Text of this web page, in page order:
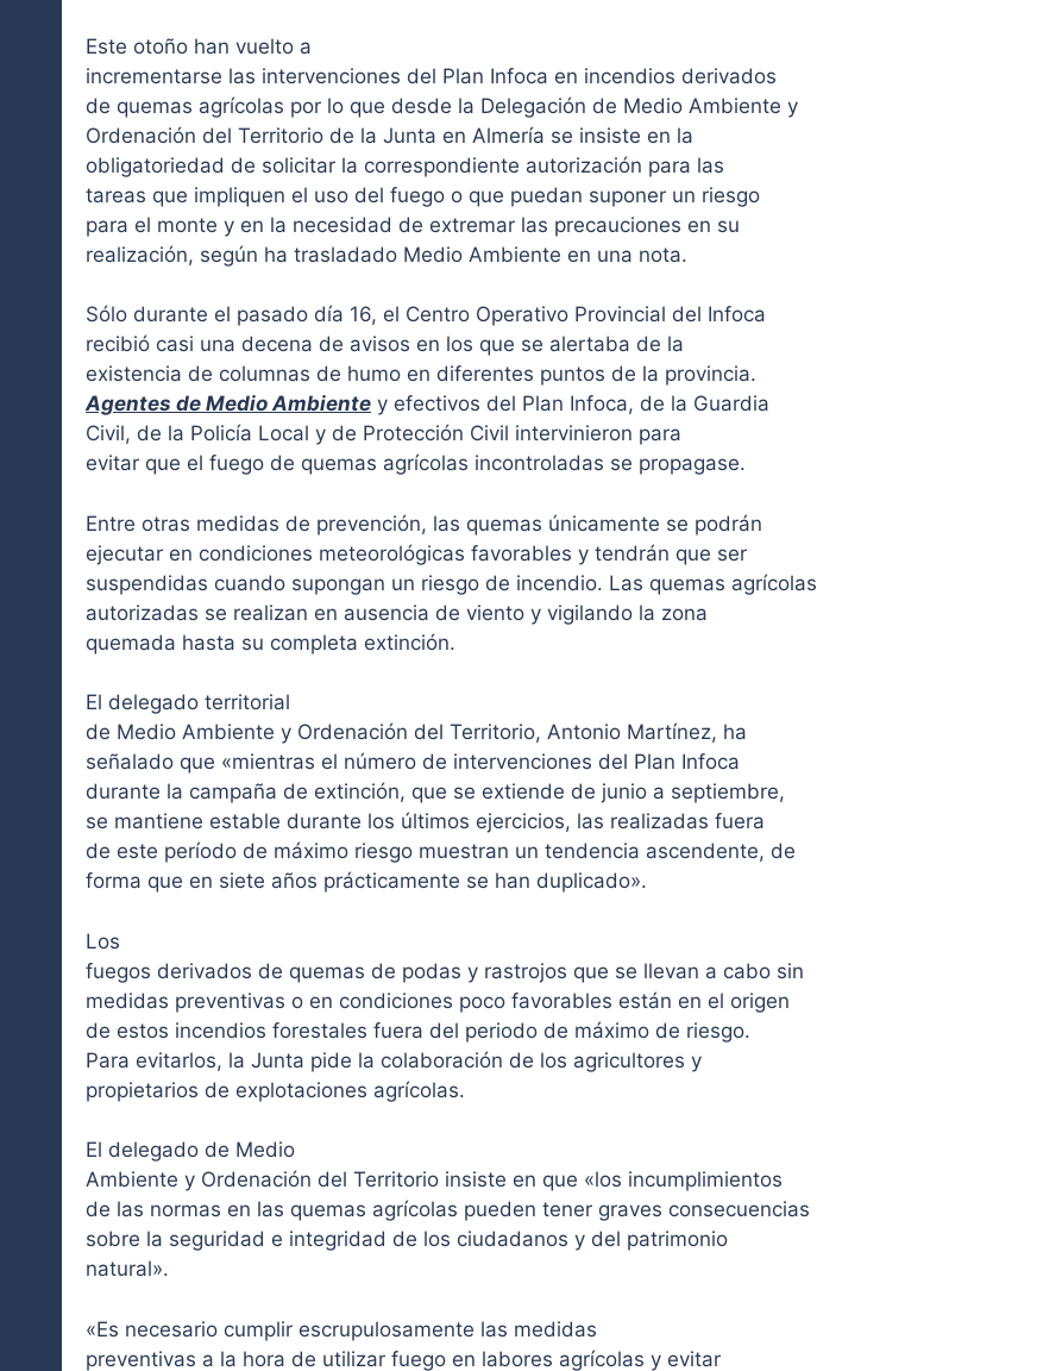
Este otoño han vuelto a
incrementarse las intervenciones del Plan Infoca en incendios derivados
de quemas agrícolas por lo que desde la Delegación de Medio Ambiente y
Ordenación del Territorio de la Junta en Almería se insiste en la
obligatoriedad de solicitar la correspondiente autorización para las
tareas que impliquen el uso del fuego o que puedan suponer un riesgo
para el monte y en la necesidad de extremar las precauciones en su
realización, según ha trasladado Medio Ambiente en una nota.
Sólo durante el pasado día 16, el Centro Operativo Provincial del Infoca
recibió casi una decena de avisos en los que se alertaba de la
existencia de columnas de humo en diferentes puntos de la provincia.
Agentes de Medio Ambiente y efectivos del Plan Infoca, de la Guardia
Civil, de la Policía Local y de Protección Civil intervinieron para
evitar que el fuego de quemas agrícolas incontroladas se propagase.
Entre otras medidas de prevención, las quemas únicamente se podrán
ejecutar en condiciones meteorológicas favorables y tendrán que ser
suspendidas cuando supongan un riesgo de incendio. Las quemas agrícolas
autorizadas se realizan en ausencia de viento y vigilando la zona
quemada hasta su completa extinción.
El delegado territorial
de Medio Ambiente y Ordenación del Territorio, Antonio Martínez, ha
señalado que «mientras el número de intervenciones del Plan Infoca
durante la campaña de extinción, que se extiende de junio a septiembre,
se mantiene estable durante los últimos ejercicios, las realizadas fuera
de este período de máximo riesgo muestran un tendencia ascendente, de
forma que en siete años prácticamente se han duplicado».
Los
fuegos derivados de quemas de podas y rastrojos que se llevan a cabo sin
medidas preventivas o en condiciones poco favorables están en el origen
de estos incendios forestales fuera del periodo de máximo de riesgo.
Para evitarlos, la Junta pide la colaboración de los agricultores y
propietarios de explotaciones agrícolas.
El delegado de Medio
Ambiente y Ordenación del Territorio insiste en que «los incumplimientos
de las normas en las quemas agrícolas pueden tener graves consecuencias
sobre la seguridad e integridad de los ciudadanos y del patrimonio
natural».
«Es necesario cumplir escrupulosamente las medidas
preventivas a la hora de utilizar fuego en labores agrícolas y evitar